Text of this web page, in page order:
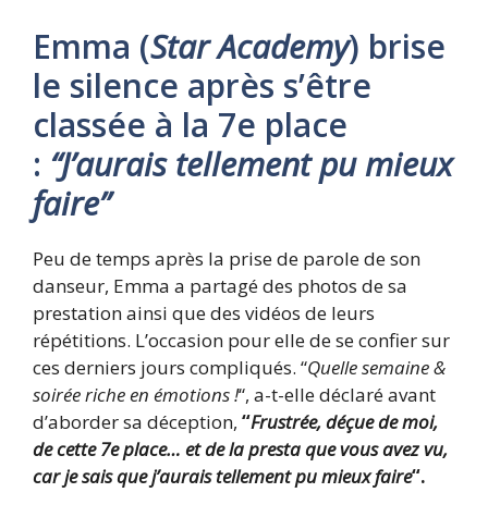
Emma (Star Academy) brise
le silence après s’être
classée à la 7e place
: “J’aurais tellement pu mieux
faire”
Peu de temps après la prise de parole de son
danseur, Emma a partagé des photos de sa
prestation ainsi que des vidéos de leurs
répétitions. L’occasion pour elle de se confier sur
ces derniers jours compliqués. “Quelle semaine &
soirée riche en émotions !“, a-t-elle déclaré avant
d’aborder sa déception, “Frustrée, déçue de moi,
de cette 7e place… et de la presta que vous avez vu,
car je sais que j’aurais tellement pu mieux faire“.